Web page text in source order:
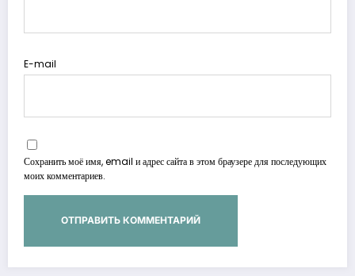
E-mail
Сохранить моё имя, email и адрес сайта в этом браузере для последующих
моих комментариев.